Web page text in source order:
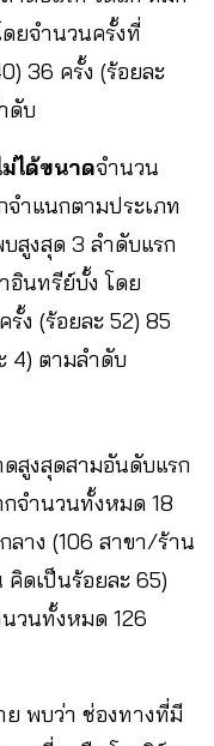
ดยจำนวนครั้งที่
36 ครั้ง (ร้อยละ
ดับ
ได้ขนาดจำนวน
ำแนกตามประเภท
สูงสุด 3 ลำดับแรก
อินทรีย์บั้ง โดย
ง (ร้อยละ 52) 85
4) ตามลำดับ
สูงสุดสามอันดับแรก
จำนวนทั้งหมด 18
ลาง (106 สาขา/ร้าน
ดเป็นร้อยละ 65)
วนทั้งหมด 126
พบว่า ช่องทางที่มี